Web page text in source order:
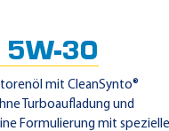
5W-30
mit CleanSynto®
Turboaufladung und
Formulierung mit